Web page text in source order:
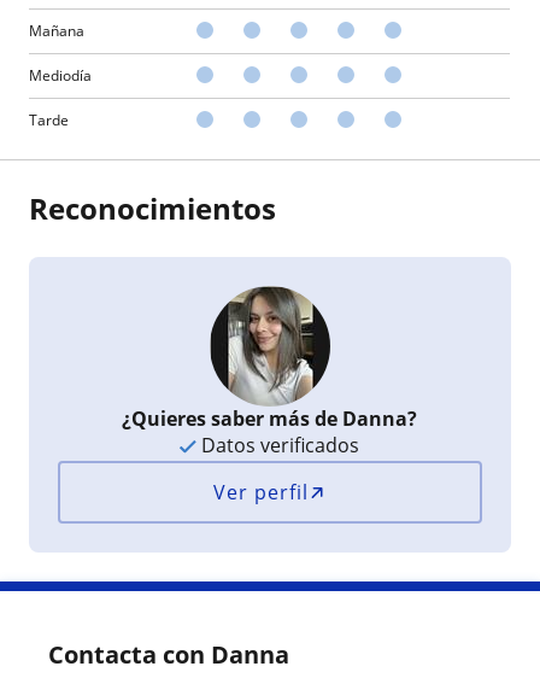
Mañana
Mediodía
Tarde
Reconocimientos
¿Quieres saber más de Danna?
Datos verificados
Ver perfil
Contacta con Danna